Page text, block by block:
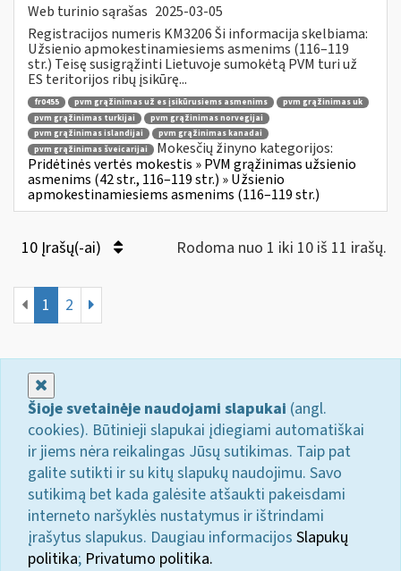
Web turinio sąrašas 2025-03-05
Registracijos numeris KM3206 Ši informacija skelbiama:
Užsienio apmokestinamiesiems asmenims (116–119
str.) Teisę susigrąžinti Lietuvoje sumokėtą PVM turi už
ES teritorijos ribų įsikūrę...
fr0455 pvm grąžinimas už es įsikūrusiems asmenims
pvm grąžinimas uk
pvm grąžinimas turkijai
pvm grąžinimas norvegijai
pvm grąžinimas islandijai
pvm grąžinimas kanadai
pvm grąžinimas šveicarijai
Mokesčių žinyno kategorijos:
Pridėtinės vertės mokestis » PVM grąžinimas užsienio
asmenims (42 str., 116–119 str.) » Užsienio
apmokestinamiesiems asmenims (116–119 str.)
10 Įrašų(-ai) Rodoma nuo 1 iki 10 iš 11 irašų.
1 2
Šioje svetainėje naudojami slapukai (angl.
cookies). Būtinieji slapukai įdiegiami automatiškai
ir jiems nėra reikalingas Jūsų sutikimas. Taip pat
galite sutikti ir su kitų slapukų naudojimu. Savo
sutikimą bet kada galėsite atšaukti pakeisdami
interneto naršyklės nustatymus ir ištrindami
įrašytus slapukus. Daugiau informacijos Slapukų
politika; Privatumo politika.